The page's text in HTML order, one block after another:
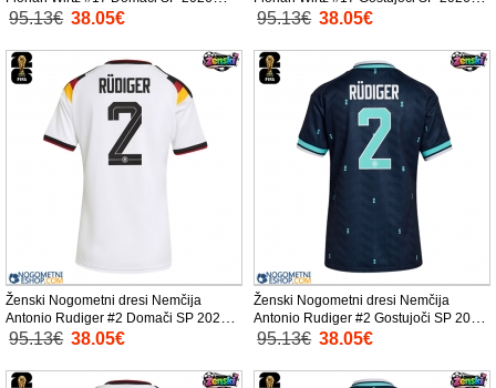
Kratek Rokav
95.13€ 38.05€
Kratek Rokav
95.13€ 38.05€
Ženski Nogometni dresi Nemčija
Antonio Rudiger #2 Domači SP 2026
Kratek Rokav
95.13€ 38.05€
Ženski Nogometni dresi Nemčija
Antonio Rudiger #2 Gostujoči SP 2026
Kratek Rokav
95.13€ 38.05€